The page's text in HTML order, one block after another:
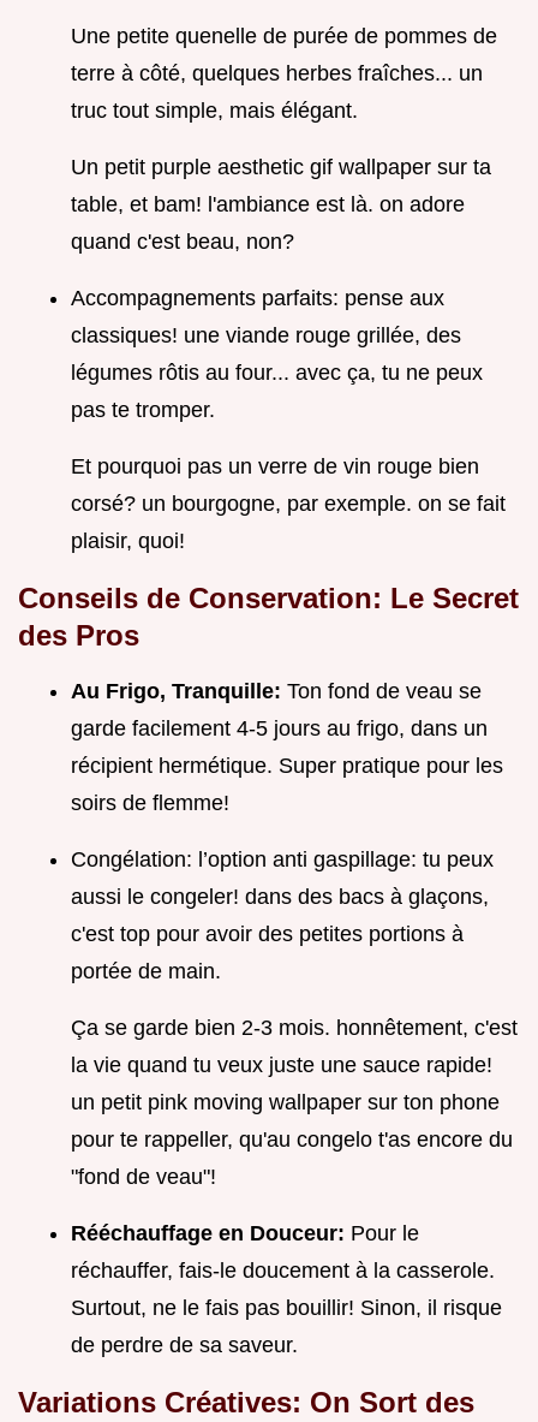
Une petite quenelle de purée de pommes de
terre à côté, quelques herbes fraîches... un
truc tout simple, mais élégant.
Un petit purple aesthetic gif wallpaper sur ta
table, et bam! l'ambiance est là. on adore
quand c'est beau, non?
Accompagnements parfaits: pense aux
classiques! une viande rouge grillée, des
légumes rôtis au four... avec ça, tu ne peux
pas te tromper.
Et pourquoi pas un verre de vin rouge bien
corsé? un bourgogne, par exemple. on se fait
plaisir, quoi!
Conseils de Conservation: Le Secret
des Pros
Au Frigo, Tranquille: Ton fond de veau se
garde facilement 4-5 jours au frigo, dans un
récipient hermétique. Super pratique pour les
soirs de flemme!
Congélation: l’option anti gaspillage: tu peux
aussi le congeler! dans des bacs à glaçons,
c'est top pour avoir des petites portions à
portée de main.
Ça se garde bien 2-3 mois. honnêtement, c'est
la vie quand tu veux juste une sauce rapide!
un petit pink moving wallpaper sur ton phone
pour te rappeller, qu'au congelo t'as encore du
"fond de veau"!
Rééchauffage en Douceur: Pour le
réchauffer, fais-le doucement à la casserole.
Surtout, ne le fais pas bouillir! Sinon, il risque
de perdre de sa saveur.
Variations Créatives: On Sort des